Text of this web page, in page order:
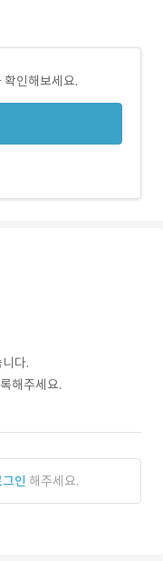
인해보세요.
다.
해주세요.
인 해주세요.